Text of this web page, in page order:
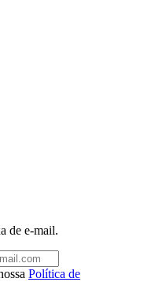
de e-mail.
Política de